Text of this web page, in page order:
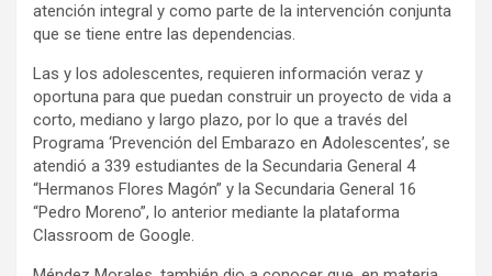
atención integral y como parte de la intervención conjunta
que se tiene entre las dependencias.
Las y los adolescentes, requieren información veraz y
oportuna para que puedan construir un proyecto de vida a
corto, mediano y largo plazo, por lo que a través del
Programa ‘Prevención del Embarazo en Adolescentes’, se
atendió a 339 estudiantes de la Secundaria General 4
“Hermanos Flores Magón” y la Secundaria General 16
“Pedro Moreno”, lo anterior mediante la plataforma
Classroom de Google.